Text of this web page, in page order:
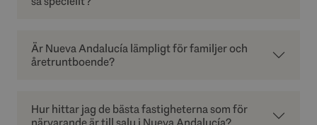
Är Nueva Andalucía lämpligt för familjer och
åretruntboende?
Hur hittar jag de bästa fastigheterna som för